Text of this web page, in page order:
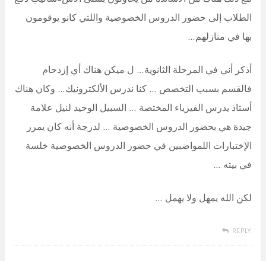
الطلاب إلى حضور الدروس الخصوصية واللتي كانو يوقومون
بها في منازلهم…
أذكر أني في المرحلة الثانوية… ل ميكن هناك أي إزدحام
فالقسم بسبب التخصص … كنا ندرس الألكترونيك… وكان هناك
أستاذ يدرس الفيزياء المختصة … السبيل الوحيد لنيل علامة
جيدة هي بحضور الدروس الخصوصية … لدرجة أنه كان يمرر
الإختبارات اللمواضبين في حضور الدروس الخصوصية خلسة
في بيته …
لكن الله يمهل ولا يهمل …
REPLY